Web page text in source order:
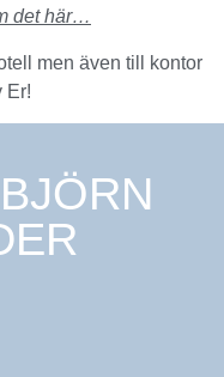
det här…
men även till kontor
Er!
BJÖRN